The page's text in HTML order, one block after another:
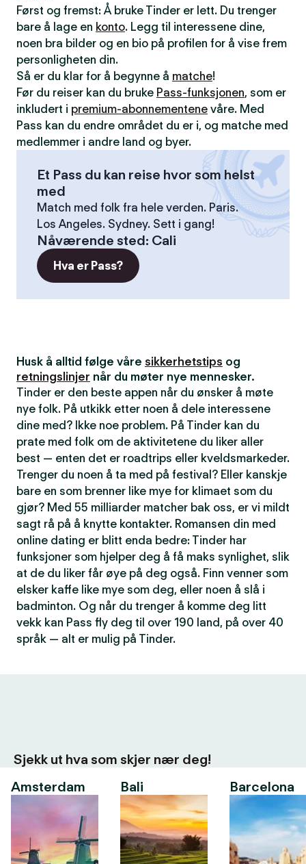
Først og fremst: Å bruke Tinder er lett. Du trenger
bare å lage en konto. Legg til interessene dine,
noen bra bilder og en bio på profilen for å vise frem
personligheten din.
Så er du klar for å begynne å matche!
Før du reiser kan du bruke Pass-funksjonen, som er
inkludert i premium-abonnementene våre. Med
Pass kan du endre området du er i, og matche med
medlemmer i andre land og byer.
Et Pass du kan reise hvor som helst
med
Match med folk fra hele verden. Paris.
Los Angeles. Sydney. Sett i gang!
Nåværende sted: Cali
Hva er Pass?
Husk å alltid følge våre sikkerhetstips og
retningslinjer når du møter nye mennesker.
Tinder er den beste appen når du ønsker å møte
nye folk. På utkikk etter noen å dele interessene
dine med? Ikke noe problem. På Tinder kan du
prate med folk om de aktivitetene du liker aller
best — enten det er roadtrips eller kveldsmarkeder.
Trenger du noen å ta med på festival? Eller kanskje
bare en som brenner like mye for klimaet som du
gjør? Med 55 milliarder matcher bak oss, er vi mildt
sagt rå på å knytte kontakter. Romansen din med
online dating er blitt enda bedre: Tinder har
funksjoner som hjelper deg å få maks synlighet, slik
at de du liker får øye på deg også. Finn venner som
elsker kaffe like mye som deg, eller noen å slå i
badminton. Og når du trenger å komme deg litt
vekk kan Pass fly deg til over 190 land, på over 40
språk — alt er mulig på Tinder.
Sjekk ut hva som skjer nær deg!
Amsterdam
Bali Barcelona